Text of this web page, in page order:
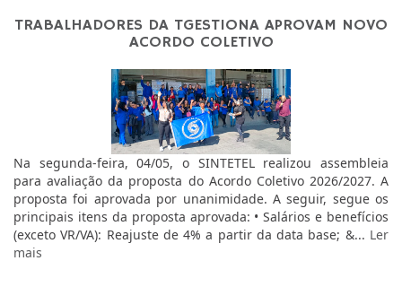
TRABALHADORES DA TGESTIONA APROVAM NOVO
ACORDO COLETIVO
Na segunda-feira, 04/05, o SINTETEL realizou assembleia
para avaliação da proposta do Acordo Coletivo 2026/2027. A
proposta foi aprovada por unanimidade. A seguir, segue os
principais itens da proposta aprovada: • Salários e benefícios
(exceto VR/VA): Reajuste de 4% a partir da data base; &... Ler
mais